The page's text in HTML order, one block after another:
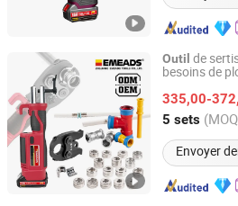
Outil de
besoins de
335,00-
5 sets
Envoyer
Zhejiang Emeads Tools Co., Ltd.
Zhejiang, China